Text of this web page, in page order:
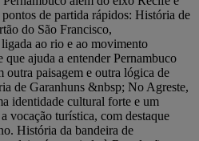
de partida rápidos: História de
do São Francisco,
ao rio e ao movimento
ajuda a entender Pernambuco
outra paisagem e outra lógica de
de Garanhuns &nbsp; No Agreste,
identidade cultural forte e um
vocação turística, com destaque
História da bandeira de